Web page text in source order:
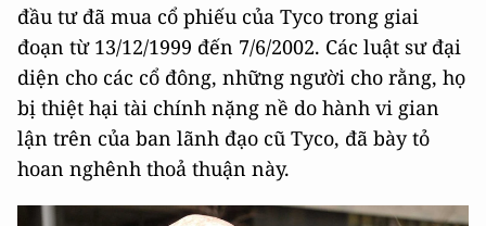
đầu tư đã mua cổ phiếu của Tyco trong giai
đoạn từ 13/12/1999 đến 7/6/2002. Các luật sư đại
diện cho các cổ đông, những người cho rằng, họ
bị thiệt hại tài chính nặng nề do hành vi gian
lận trên của ban lãnh đạo cũ Tyco, đã bày tỏ
hoan nghênh thoả thuận này.